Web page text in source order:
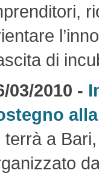
di
03/2010 -
terrà a